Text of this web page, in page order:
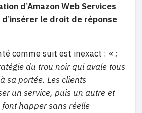
d’Amazon Web Services
d’insérer le droit de réponse
comme suit est inexact : « :
du trou noir qui avale tous
sa portée. Les clients
un service, puis un autre et
happer sans réelle